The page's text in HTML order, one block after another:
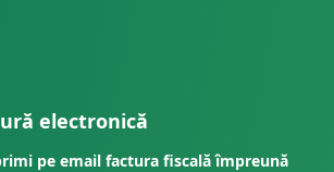
electronică
pe email factura fiscală împreună